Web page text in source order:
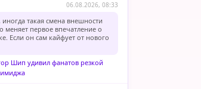
06.08.2026, 08:33
иногда такая смена внешности
меняет первое впечатление о
Если он сам кайфует от нового
Шип удивил фанатов резкой